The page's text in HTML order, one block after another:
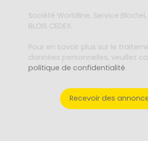
Société Worldline, Service Bloctel,
BLOIS CEDEX.
Pour en savoir plus sur le
données personnelles, veuillez
politique de confidentialité.
Recevoir des